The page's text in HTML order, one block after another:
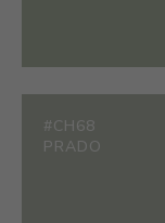
#CH68
PRADO